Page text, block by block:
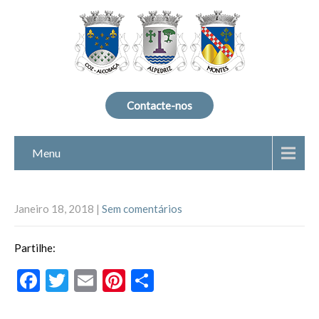
Contacte-nos
Menu
Janeiro 18, 2018 | Sem comentários
Partilhe:
F
T
E
Pi